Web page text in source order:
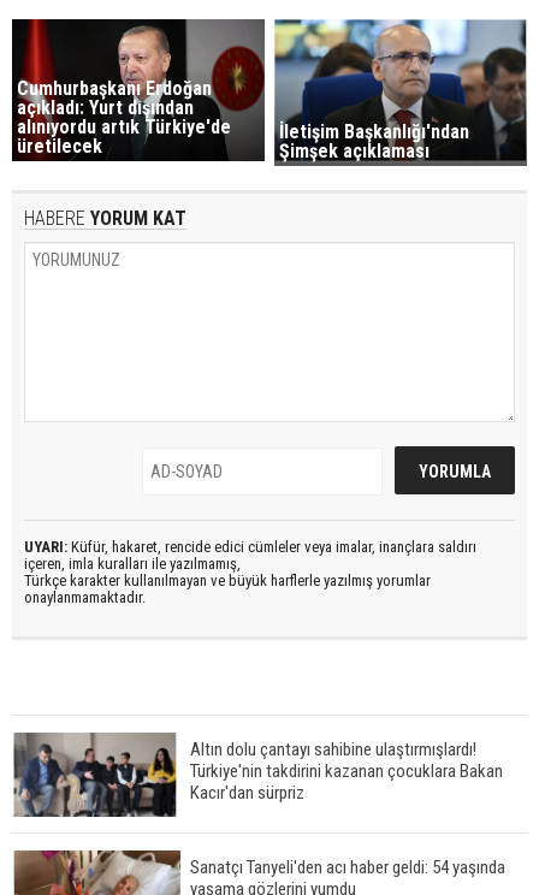
Cumhurbaşkanı Erdoğan
açıkladı: Yurt dışından
alınıyordu artık Türkiye'de
üretilecek
İletişim Başkanlığı'ndan
Şimşek açıklaması
HABERE YORUM KAT
UYARI: Küfür, hakaret, rencide edici cümleler veya imalar, inançlara saldırı
içeren, imla kuralları ile yazılmamış,
Türkçe karakter kullanılmayan ve büyük harflerle yazılmış yorumlar
onaylanmamaktadır.
Altın dolu çantayı sahibine ulaştırmışlardı!
Türkiye'nin takdirini kazanan çocuklara Bakan
Kacır'dan sürpriz
Sanatçı Tanyeli'den acı haber geldi: 54 yaşında
yaşama gözlerini yumdu